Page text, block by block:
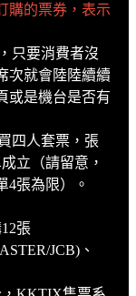
購的票券，表示
只要消費者沒
次就會陸陸續續
或是機台是否有
四人套票，張
立（請留意，
4張為限）。
張
JCB)、